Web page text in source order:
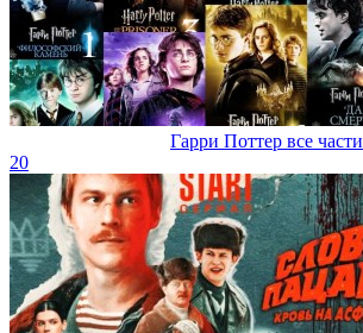
Гарри Поттер все части
20